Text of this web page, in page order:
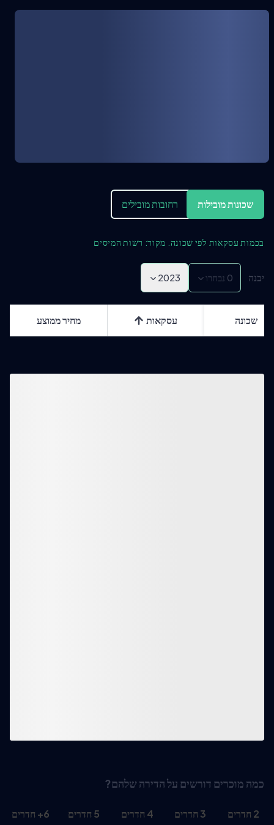
שכונות מובילות רחובות מובילים
בכמות עסקאות לפי שכונה. מקור: רשות המיסים
2023 0 נבחרו יבנה
שכונה עסקאות מחיר ממוצע
כמה מוכרים דורשים על הדירה שלהם?
2 חדרים 3 חדרים 4 חדרים 5 חדרים 6
+ חדרים